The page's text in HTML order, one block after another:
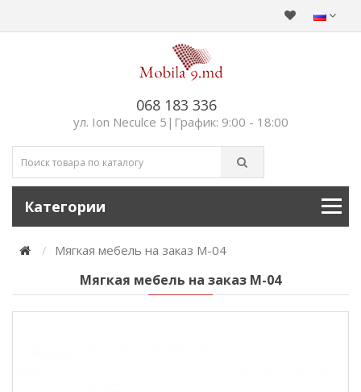
068 183 336
ул. Ion Neculce 5|График: 9:00 - 18:00
Категории
Мягкая мебель на заказ М-04
Мягкая мебель на заказ М-04